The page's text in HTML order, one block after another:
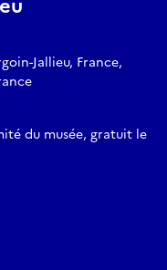
Jallieu, France,
du musée, gratuit le